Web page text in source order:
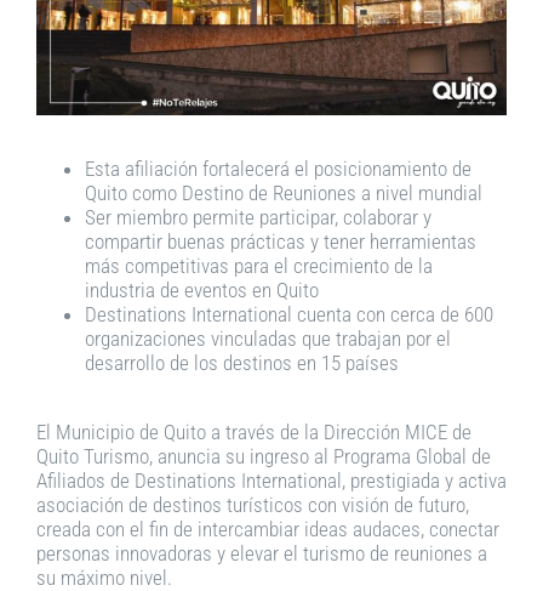
Esta afiliación fortalecerá el posicionamiento de
Quito como Destino de Reuniones a nivel mundial
Ser miembro permite participar, colaborar y
compartir buenas prácticas y tener herramientas
más competitivas para el crecimiento de la
industria de eventos en Quito
Destinations International cuenta con cerca de 600
organizaciones vinculadas que trabajan por el
desarrollo de los destinos en 15 países
El Municipio de Quito a través de la Dirección MICE de
Quito Turismo, anuncia su ingreso al Programa Global de
Afiliados de Destinations International, prestigiada y activa
asociación de destinos turísticos con visión de futuro,
creada con el fin de intercambiar ideas audaces, conectar
personas innovadoras y elevar el turismo de reuniones a
su máximo nivel.